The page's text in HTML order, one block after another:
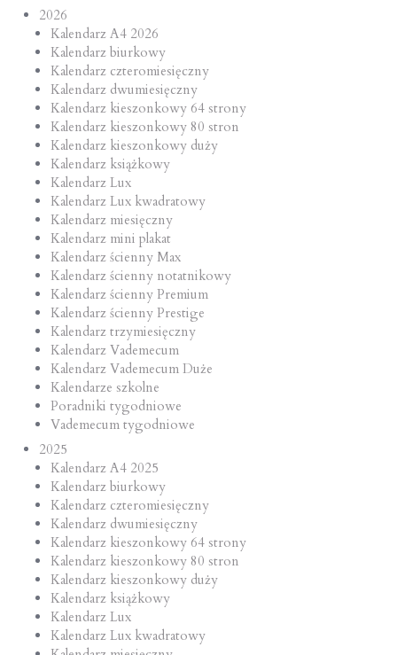
2026
Kalendarz A4 2026
Kalendarz biurkowy
Kalendarz czteromiesięczny
Kalendarz dwumiesięczny
Kalendarz kieszonkowy 64 strony
Kalendarz kieszonkowy 80 stron
Kalendarz kieszonkowy duży
Kalendarz książkowy
Kalendarz Lux
Kalendarz Lux kwadratowy
Kalendarz miesięczny
Kalendarz mini plakat
Kalendarz ścienny Max
Kalendarz ścienny notatnikowy
Kalendarz ścienny Premium
Kalendarz ścienny Prestige
Kalendarz trzymiesięczny
Kalendarz Vademecum
Kalendarz Vademecum Duże
Kalendarze szkolne
Poradniki tygodniowe
Vademecum tygodniowe
2025
Kalendarz A4 2025
Kalendarz biurkowy
Kalendarz czteromiesięczny
Kalendarz dwumiesięczny
Kalendarz kieszonkowy 64 strony
Kalendarz kieszonkowy 80 stron
Kalendarz kieszonkowy duży
Kalendarz książkowy
Kalendarz Lux
Kalendarz Lux kwadratowy